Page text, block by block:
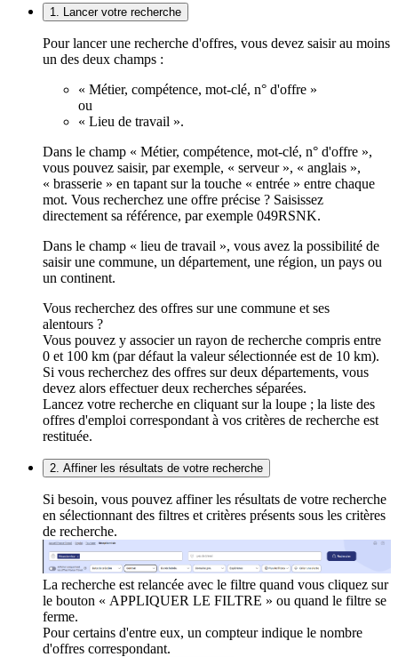
1. Lancer votre recherche
Pour lancer une recherche d'offres, vous devez saisir au moins
un des deux champs :
« Métier, compétence, mot-clé, n° d'offre »
ou
« Lieu de travail ».
Dans le champ « Métier, compétence, mot-clé, n° d'offre »,
vous pouvez saisir, par exemple, « serveur », « anglais »,
« brasserie » en tapant sur la touche « entrée » entre chaque
mot. Vous recherchez une offre précise ? Saisissez
directement sa référence, par exemple 049RSNK.
Dans le champ « lieu de travail », vous avez la possibilité de
saisir une commune, un département, une région, un pays ou
un continent.
Vous recherchez des offres sur une commune et ses
alentours ?
Vous pouvez y associer un rayon de recherche compris entre
0 et 100 km (par défaut la valeur sélectionnée est de 10 km).
Si vous recherchez des offres sur deux départements, vous
devez alors effectuer deux recherches séparées.
Lancez votre recherche en cliquant sur la loupe ; la liste des
offres d'emploi correspondant à vos critères de recherche est
restituée.
2. Affiner les résultats de votre recherche
Si besoin, vous pouvez affiner les résultats de votre recherche
en sélectionnant des filtres et critères présents sous les critères
de recherche.
La recherche est relancée avec le filtre quand vous cliquez sur
le bouton « APPLIQUER LE FILTRE » ou quand le filtre se
ferme.
Pour certains d'entre eux, un compteur indique le nombre
d'offres correspondant.